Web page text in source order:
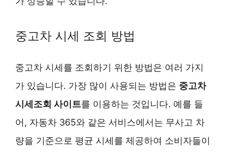
중고차 시세 조회 방법
중고차 시세를 조회하기 위한 방법은 여러 가지
가 있습니다. 가장 많이 사용되는 방법은 중고차
시세조회 사이트를 이용하는 것입니다. 예를 들
어, 자동차 365와 같은 서비스에서는 무사고 차
량을 기준으로 평균 시세를 제공하여 소비자들이